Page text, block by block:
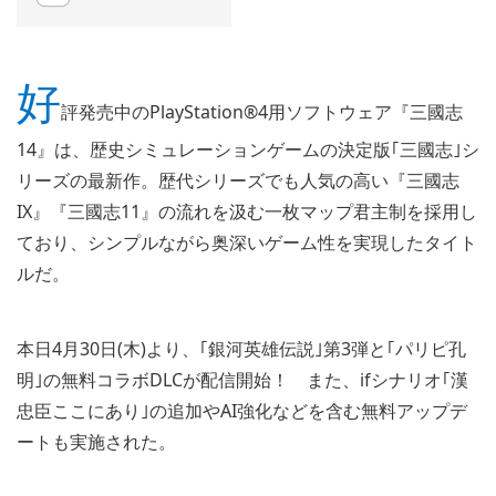
好評発売中のPlayStation®4用ソフトウェア『三國志
14』は、歴史シミュレーションゲームの決定版｢三國志｣シ
リーズの最新作。歴代シリーズでも人気の高い『三國志
IX』『三國志11』の流れを汲む一枚マップ君主制を採用し
ており、シンプルながら奥深いゲーム性を実現したタイト
ルだ。
本日4月30日(木)より、｢銀河英雄伝説｣第3弾と｢パリピ孔
明｣の無料コラボDLCが配信開始！ また、ifシナリオ｢漢
忠臣ここにあり｣の追加やAI強化などを含む無料アップデ
ートも実施された。